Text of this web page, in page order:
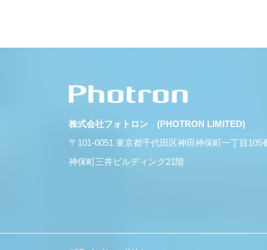
株式会社フォトロン (PHOTRON LIMITED)
〒101-0051 東京都千代田区神田神保町一丁目105
神保町三井ビルディング21階